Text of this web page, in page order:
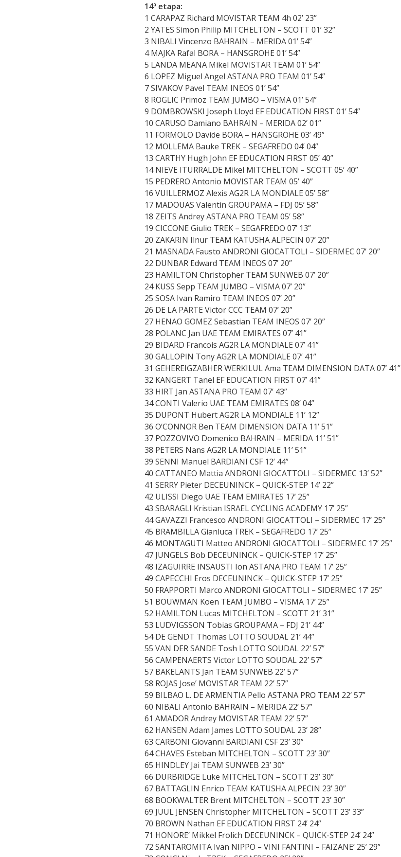
14ª etapa:
1 CARAPAZ Richard MOVISTAR TEAM 4h 02’ 23”
2 YATES Simon Philip MITCHELTON – SCOTT 01’ 32”
3 NIBALI Vincenzo BAHRAIN – MERIDA 01’ 54”
4 MAJKA Rafal BORA – HANSGROHE 01’ 54”
5 LANDA MEANA Mikel MOVISTAR TEAM 01’ 54”
6 LOPEZ Miguel Angel ASTANA PRO TEAM 01’ 54”
7 SIVAKOV Pavel TEAM INEOS 01’ 54”
8 ROGLIC Primoz TEAM JUMBO – VISMA 01’ 54”
9 DOMBROWSKI Joseph Lloyd EF EDUCATION FIRST 01’ 54”
10 CARUSO Damiano BAHRAIN – MERIDA 02’ 01”
11 FORMOLO Davide BORA – HANSGROHE 03’ 49”
12 MOLLEMA Bauke TREK – SEGAFREDO 04’ 04”
13 CARTHY Hugh John EF EDUCATION FIRST 05’ 40”
14 NIEVE ITURRALDE Mikel MITCHELTON – SCOTT 05’ 40”
15 PEDRERO Antonio MOVISTAR TEAM 05’ 40”
16 VUILLERMOZ Alexis AG2R LA MONDIALE 05’ 58”
17 MADOUAS Valentin GROUPAMA – FDJ 05’ 58”
18 ZEITS Andrey ASTANA PRO TEAM 05’ 58”
19 CICCONE Giulio TREK – SEGAFREDO 07’ 13”
20 ZAKARIN Ilnur TEAM KATUSHA ALPECIN 07’ 20”
21 MASNADA Fausto ANDRONI GIOCATTOLI – SIDERMEC 07’ 20”
22 DUNBAR Edward TEAM INEOS 07’ 20”
23 HAMILTON Christopher TEAM SUNWEB 07’ 20”
24 KUSS Sepp TEAM JUMBO – VISMA 07’ 20”
25 SOSA Ivan Ramiro TEAM INEOS 07’ 20”
26 DE LA PARTE Victor CCC TEAM 07’ 20”
27 HENAO GOMEZ Sebastian TEAM INEOS 07’ 20”
28 POLANC Jan UAE TEAM EMIRATES 07’ 41”
29 BIDARD Francois AG2R LA MONDIALE 07’ 41”
30 GALLOPIN Tony AG2R LA MONDIALE 07’ 41”
31 GEHEREIGZABHER WERKILUL Ama TEAM DIMENSION DATA 07’ 41”
32 KANGERT Tanel EF EDUCATION FIRST 07’ 41”
33 HIRT Jan ASTANA PRO TEAM 07’ 43”
34 CONTI Valerio UAE TEAM EMIRATES 08’ 04”
35 DUPONT Hubert AG2R LA MONDIALE 11’ 12”
36 O’CONNOR Ben TEAM DIMENSION DATA 11’ 51”
37 POZZOVIVO Domenico BAHRAIN – MERIDA 11’ 51”
38 PETERS Nans AG2R LA MONDIALE 11’ 51”
39 SENNI Manuel BARDIANI CSF 12’ 44”
40 CATTANEO Mattia ANDRONI GIOCATTOLI – SIDERMEC 13’ 52”
41 SERRY Pieter DECEUNINCK – QUICK-STEP 14’ 22”
42 ULISSI Diego UAE TEAM EMIRATES 17’ 25”
43 SBARAGLI Kristian ISRAEL CYCLING ACADEMY 17’ 25”
44 GAVAZZI Francesco ANDRONI GIOCATTOLI – SIDERMEC 17’ 25”
45 BRAMBILLA Gianluca TREK – SEGAFREDO 17’ 25”
46 MONTAGUTI Matteo ANDRONI GIOCATTOLI – SIDERMEC 17’ 25”
47 JUNGELS Bob DECEUNINCK – QUICK-STEP 17’ 25”
48 IZAGUIRRE INSAUSTI Ion ASTANA PRO TEAM 17’ 25”
49 CAPECCHI Eros DECEUNINCK – QUICK-STEP 17’ 25”
50 FRAPPORTI Marco ANDRONI GIOCATTOLI – SIDERMEC 17’ 25”
51 BOUWMAN Koen TEAM JUMBO – VISMA 17’ 25”
52 HAMILTON Lucas MITCHELTON – SCOTT 21’ 31”
53 LUDVIGSSON Tobias GROUPAMA – FDJ 21’ 44”
54 DE GENDT Thomas LOTTO SOUDAL 21’ 44”
55 VAN DER SANDE Tosh LOTTO SOUDAL 22’ 57”
56 CAMPENAERTS Victor LOTTO SOUDAL 22’ 57”
57 BAKELANTS Jan TEAM SUNWEB 22’ 57”
58 ROJAS Jose’ MOVISTAR TEAM 22’ 57”
59 BILBAO L. DE ARMENTIA Pello ASTANA PRO TEAM 22’ 57”
60 NIBALI Antonio BAHRAIN – MERIDA 22’ 57”
61 AMADOR Andrey MOVISTAR TEAM 22’ 57”
62 HANSEN Adam James LOTTO SOUDAL 23’ 28”
63 CARBONI Giovanni BARDIANI CSF 23’ 30”
64 CHAVES Esteban MITCHELTON – SCOTT 23’ 30”
65 HINDLEY Jai TEAM SUNWEB 23’ 30”
66 DURBRIDGE Luke MITCHELTON – SCOTT 23’ 30”
67 BATTAGLIN Enrico TEAM KATUSHA ALPECIN 23’ 30”
68 BOOKWALTER Brent MITCHELTON – SCOTT 23’ 30”
69 JUUL JENSEN Christopher MITCHELTON – SCOTT 23’ 33”
70 BROWN Nathan EF EDUCATION FIRST 24’ 24”
71 HONORE’ Mikkel Frolich DECEUNINCK – QUICK-STEP 24’ 24”
72 SANTAROMITA Ivan NIPPO – VINI FANTINI – FAIZANE’ 25’ 29”